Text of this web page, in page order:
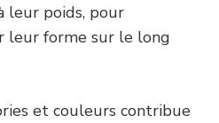
leur poids, pour
leur forme sur le long
et couleurs contribue